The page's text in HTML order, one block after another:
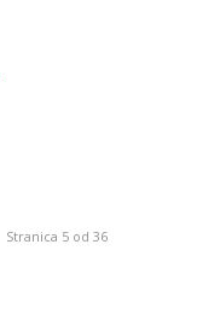
Stranica 5 od 36